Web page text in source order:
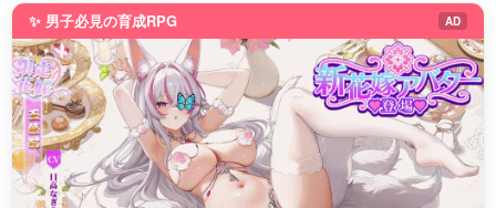
✨ 男子必見の育成RPG AD